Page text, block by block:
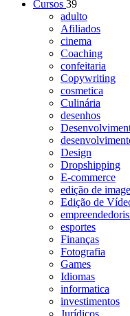
Cursos 39
adulto
Afiliados
cinema
Coaching
confeitaria
Copywriting
cosmetica
Culinária
desenhos
Design
Dropshipping
E-commerce
edição de
Edição de
esportes
Finanças
Fotografia
Games
Idiomas
informatica
investimentos
Jurídicos